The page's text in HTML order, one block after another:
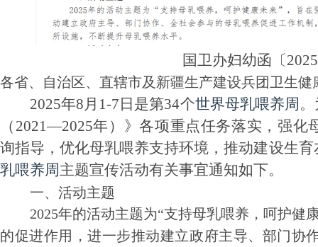
国卫办妇幼函〔
各省、自治区、直辖市及新疆生产建设兵团卫生健
2025年8月1-7日是第34个世界母乳喂养周
（2021—2025年）》各项重点任务落实，强
询指导，优化母乳喂养支持环境，推动建设生
乳喂养周主题宣传活动有关事宜通知如下。
一、活动主题
2025年的活动主题为“支持母乳喂养，呵护健
的促进作用，进一步推动建立政府主导、部门协